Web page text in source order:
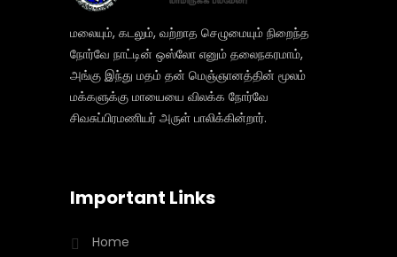
மலையும், கடலும், வற்றாத செழுமையும் நிறைந்த
நோர்வே நாட்டின் ஒஸ்லோ எனும் தலைநகரமாம்,
அங்கு இந்து மதம் தன் மெஞ்ஞானத்தின் மூலம்
மக்களுக்கு மாயையை விலக்க நோர்வே
சிவசுப்பிரமணியர் அருள் பாலிக்கின்றார்.
Important Links
Home